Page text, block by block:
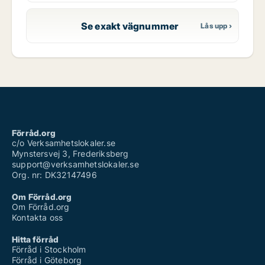
Se exakt vägnummer
Förråd.org
c/o Verksamhetslokaler.se
Mynstersvej 3, Frederiksberg
support@verksamhetslokaler.se
Org. nr: DK32147496
Om Förråd.org
Om Förråd.org
Kontakta oss
Hitta förråd
Förråd i Stockholm
Förråd i Göteborg